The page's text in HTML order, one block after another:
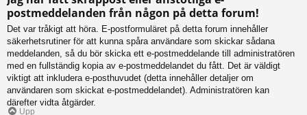
postmeddelanden från någon på detta forum!
Det var tråkigt att höra. E-postformuläret på detta forum innehåller
säkerhetsrutiner för att kunna spåra användare som skickar sådana
meddelanden, så du bör skicka ett e-postmeddelande till administratören
med en fullständig kopia av e-postmeddelandet du fått. Det är väldigt
viktigt att inkludera e-posthuvudet (detta innehåller detaljer om
användaren som skickat e-postmeddelandet). Administratören kan
därefter vidta åtgärder.
Upp